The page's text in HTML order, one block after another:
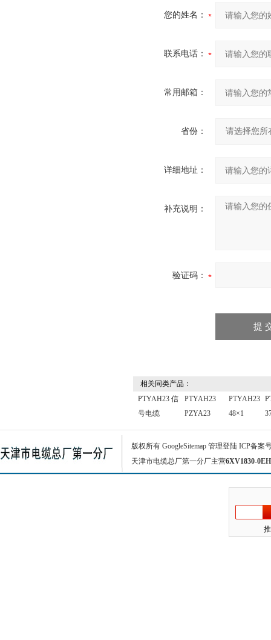
您的姓名：
联系电话：
常用邮箱：
省份：
详细地址：
补充说明：
验证码：
相关同类产品：
PTYAH23 信
号电缆
PTYAH23
PZYA23
PTYAH23
48×1
版权所有 GoogleSitemap 管理登陆 ICP备案
天津市电缆总厂第一分厂主营6XV1830-